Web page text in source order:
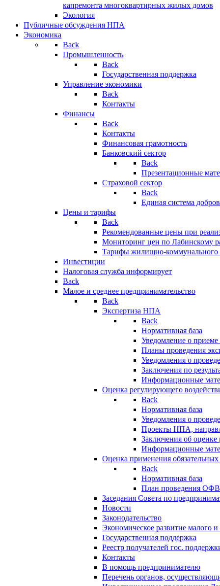
капремонта многоквартирных жилых домов
Экология
Публичные обсуждения НПА
Экономика
Back
Промышленность
Back
Государственная поддержка
Управление экономики
Back
Контакты
Финансы
Back
Контакты
Финансовая грамотность
Банковский сектор
Back
Презентационные
Страховой сектор
Back
Единая система
Цены и тарифы
Back
Рекомендованные цены при
Мониторинг цен по Лабинскому
Тарифы жилищно-коммунального
Инвестиции
Налоговая служба информирует
Back
Малое и среднее предпринимательство
Back
Экспертиза НПА
Back
Нормативная база
Уведомление о
Планы проведения
Уведомления о
Заключения по
Информационные
Оценка регулирующего
Back
Нормативная база
Уведомления о
Проекты НПА,
Заключения об
Информационные
Оценка применения
Back
Нормативная база
План проведения
Заседания Совета по
Новости
Законодательство
Экономическое развитие малого и
Государственная поддержка
Реестр получателей гос.
Контакты
В помощь предпринимателю
Перечень органов,